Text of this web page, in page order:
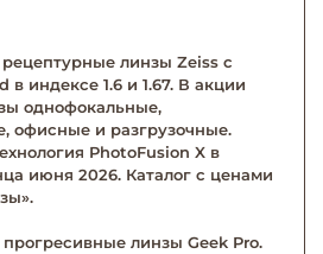
линзы Zeiss с
в индексе 1.6 и 1.67. В акции
однофокальные,
офисные и разгрузочные.
PhotoFusion X в
июня 2026. Каталог с ценами
линзы Geek Pro.